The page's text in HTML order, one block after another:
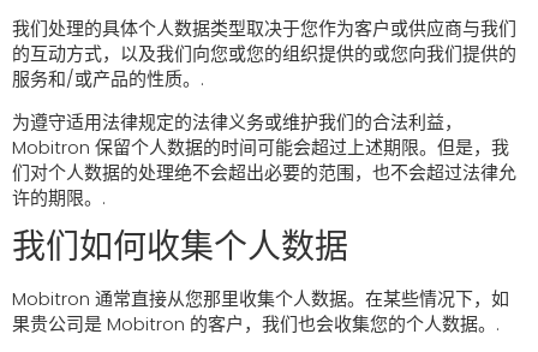
我们处理的具体个人数据类型取决于您作为客户或供应商与我们
的互动方式，以及我们向您或您的组织提供的或您向我们提供的
服务和/或产品的性质。.
为遵守适用法律规定的法律义务或维护我们的合法利益，
Mobitron 保留个人数据的时间可能会超过上述期限。但是，我
们对个人数据的处理绝不会超出必要的范围，也不会超过法律允
许的期限。.
我们如何收集个人数据
Mobitron 通常直接从您那里收集个人数据。在某些情况下，如
果贵公司是 Mobitron 的客户，我们也会收集您的个人数据。.